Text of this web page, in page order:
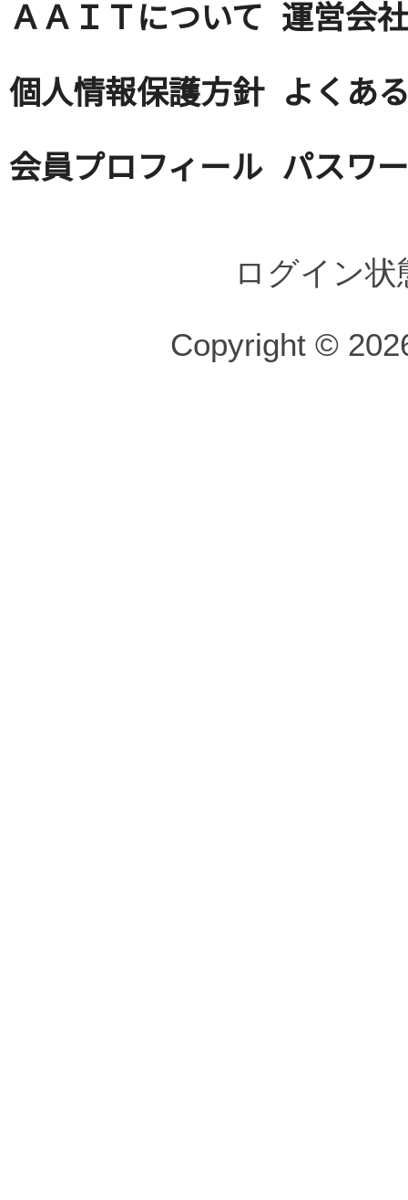
ＡＡＩＴについて 運営会社
個人情報保護方針 よくあ
会員プロフィール パスワ
ログイン
Copyright ©